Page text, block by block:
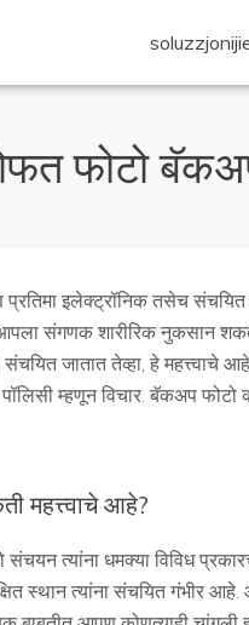
फोटो
प्रतिमा इलेक्ट्रॉनिक तसेच
संगणक शारीरिक नुकसान
जातात तेव्हा, हे
म्हणून विचार. बॅकअप
महत्त्वाचे आहे?
संचयन त्यांना धमक्या विविध
स्थान त्यांना संचयित गंभीर